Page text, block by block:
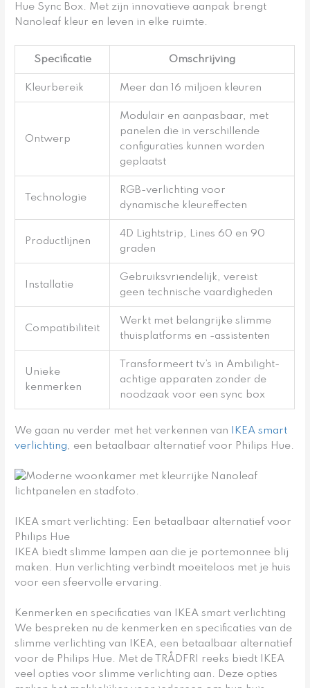
Hue Sync Box. Met zijn innovatieve aanpak brengt
Nanoleaf kleur en leven in elke ruimte.
Specificatie Omschrijving
Kleurbereik Meer dan 16 miljoen kleuren
Ontwerp
Modulair en aanpasbaar, met
panelen die in verschillende
configuraties kunnen worden
geplaatst
Technologie
RGB-verlichting voor
dynamische kleureffecten
Productlijnen
4D Lightstrip, Lines 60 en 90
graden
Installatie
Gebruiksvriendelijk, vereist
geen technische vaardigheden
Compatibiliteit
Werkt met belangrijke slimme
thuisplatforms en -assistenten
Unieke
kenmerken
Transformeert tv’s in Ambilight-
achtige apparaten zonder de
noodzaak voor een sync box
We gaan nu verder met het verkennen van
IKEA smart
verlichting, een betaalbaar alternatief voor Philips Hue.
IKEA smart verlichting: Een betaalbaar alternatief voor
Philips Hue
IKEA biedt slimme lampen aan die je portemonnee blij
maken. Hun verlichting verbindt moeiteloos met je huis
voor een sfeervolle ervaring.
Kenmerken en specificaties van IKEA smart verlichting
We bespreken nu de kenmerken en specificaties van de
slimme verlichting van IKEA, een betaalbaar alternatief
voor de Philips Hue. Met de TRÅDFRI reeks biedt IKEA
veel opties voor slimme verlichting aan. Deze opties